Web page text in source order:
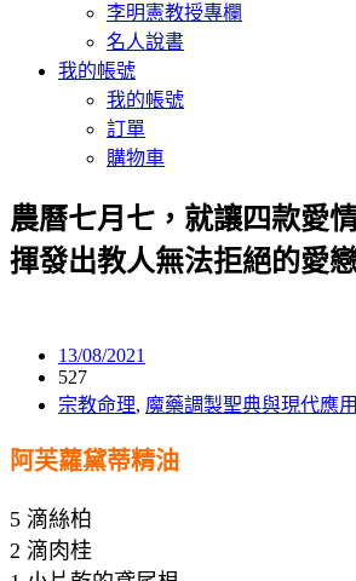
李明憲教授專欄
名人說書
我的帳號
我的帳號
訂單
購物車
農曆七月七，就讓四款愛
揮發出教人無法拒絕的愛
13/08/2021
527
宗教命理, 魔藥調製聖典與現代應
阿芙蘿黛蒂精油
5 滴絲柏
2 滴肉桂